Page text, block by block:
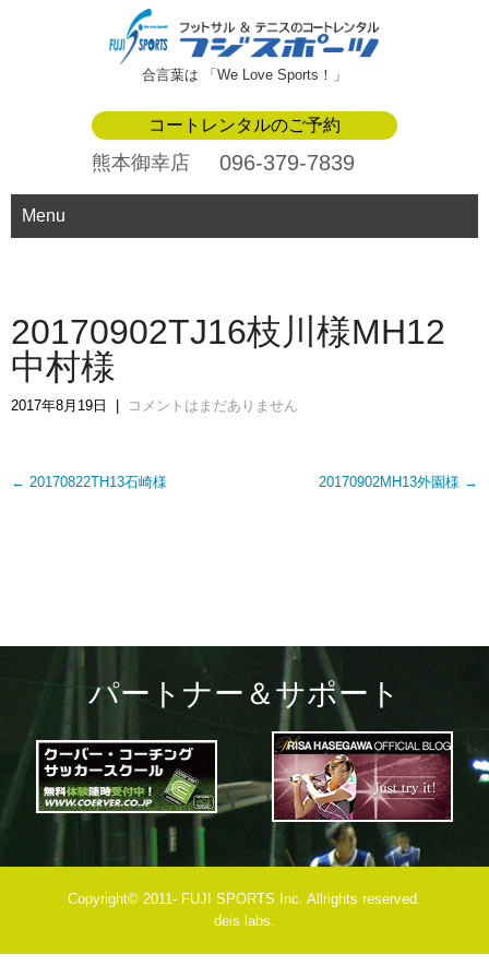
合言葉は 「We Love Sports！」
コートレンタルのご予約
熊本御幸店 096-379-7839
Menu
20170902TJ16枝川様MH12
中村様
2017年8月19日 コメントはまだありません
Post
← 20170822TH13石崎様 20170902MH13外園様 →
パートナー＆サポート
Copyright© 2011- FUJI SPORTS Inc. Allrights reserved.
deis labs.